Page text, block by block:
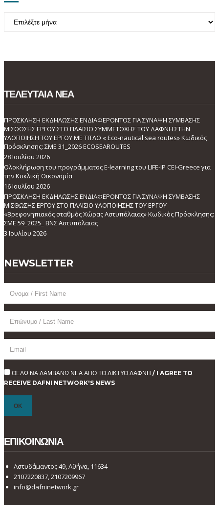
ΤΕΛΕΥΤΑΙΑ ΝΕΑ
ΠΡΟΣΚΛΗΣΗ ΕΚΔΗΛΩΣΗΣ ΕΝΔΙΑΦΕΡΟΝΤΟΣ ΓΙΑ ΣΥΝΑΨΗ ΣΥΜΒΑΣΗΣ
ΜΙΣΘΩΣΗΣ ΕΡΓΟΥ ΣΤΟ ΠΛΑΙΣΙΟ ΣΥΜΜΕΤΟΧΗΣ ΤΟΥ ΔΑΦΝΗ ΣΤΗΝ
ΥΛΟΠΟΙΗΣΗ ΤΟΥ ΕΡΓΟΥ ΜΕ ΤΙΤΛΟ « Eco-nautical sea routes» Κωδικός
Πρόσκλησης: ΣΜΕ 31_2026 ECOSEAROUTES
28 Ιουλίου 2026
Ολοκλήρωση του προγράμματος E-learning του LIFE-IP CEI-Greece για
την Κυκλική Οικονομία
16 Ιουλίου 2026
ΠΡΟΣΚΛΗΣΗ ΕΚΔΗΛΩΣΗΣ ΕΝΔΙΑΦΕΡΟΝΤΟΣ ΓΙΑ ΣΥΝΑΨΗ ΣΥΜΒΑΣΗΣ
ΜΙΣΘΩΣΗΣ ΕΡΓΟΥ ΣΤΟ ΠΛΑΙΣΙΟ ΥΛΟΠΟΙΗΣΗΣ ΤΟΥ ΕΡΓΟΥ
«Βρεφονηπιακός σταθμός Χώρας Αστυπάλαιας» Κωδικός Πρόσκλησης:
ΣΜΕ 59_2025_ ΒΝΣ Αστυπάλαιας
3 Ιουλίου 2026
NEWSLETTER
ΘΕΛΩ ΝΑ ΛΑΜΒΑΝΩ ΝΕΑ ΑΠΟ ΤΟ ΔΙΚΤΥΟ ΔΑΦΝΗ / I AGREE TO
RECEIVE DAFNI NETWORK'S NEWS
ΕΠΙΚΟΙΝΩΝΙΑ
Αστυδάμαντος 49, Αθήνα, 11634
2107220837, 2107209967
info@dafninetwork.gr